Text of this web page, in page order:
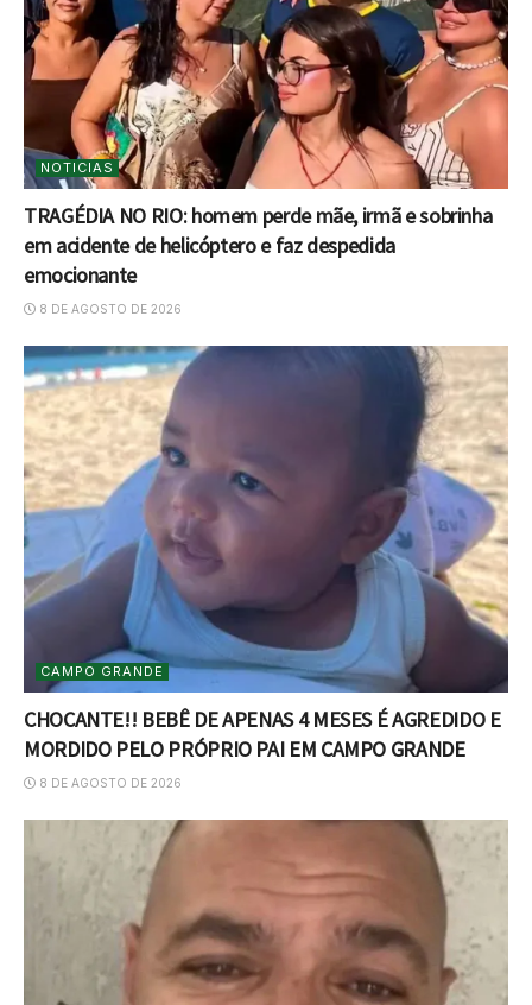
NOTICIAS
TRAGÉDIA NO RIO: homem perde mãe, irmã e sobrinha
em acidente de helicóptero e faz despedida
emocionante
8 DE AGOSTO DE 2026
CAMPO GRANDE
CHOCANTE!! BEBÊ DE APENAS 4 MESES É AGREDIDO E
MORDIDO PELO PRÓPRIO PAI EM CAMPO GRANDE
8 DE AGOSTO DE 2026